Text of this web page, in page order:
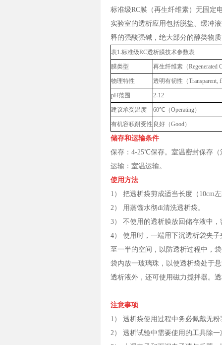
标准级RC膜（再生纤维素）无固定
实验室的透析应用包括脱盐、缓冲
释的强酸强碱，绝大部分的醇类物
表1.标准级RC透析膜技术参数表
膜类型 再生纤维素（Regenerated
物理特性 透明有韧性（Transparent,
pH范围 2-12
建议承受温度 60℃（Operating）
有机容积耐受性 良好（Good）
储存和运输条件
保存：4-25℃保存。室温密封保存
运输：室温运输。
使用方法
1） 把透析袋剪成适当长度（10cm
2） 用蒸馏水彻di清洗透析袋。
3） 不使用的透析膜放回储存液中
4） 使用时，一端用下沉透析袋夹
至一半的空间，以防透析过程中，
袋内放一玻璃珠，以使透析袋处于
透析液外，还可使用磁力搅拌器。
注意事项
1） 透析袋使用过程中务必佩戴无
2） 透析试验中需要使用的工具除